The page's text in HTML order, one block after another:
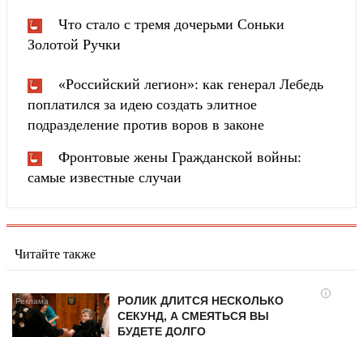
Что стало с тремя дочерьми Соньки
Золотой Ручки
«Российский легион»: как генерал Лебедь
поплатился за идею создать элитное
подразделение против воров в законе
Фронтовые жены Гражданской войны:
самые известные случаи
Читайте также
i
РОЛИК ДЛИТСЯ НЕСКОЛЬКО
СЕКУНД, А СМЕЯТЬСЯ ВЫ
БУДЕТЕ ДОЛГО